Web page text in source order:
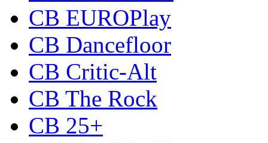
CB EUROPlay
CB Dancefloor
CB Critic-Alt
CB The Rock
CB 25+